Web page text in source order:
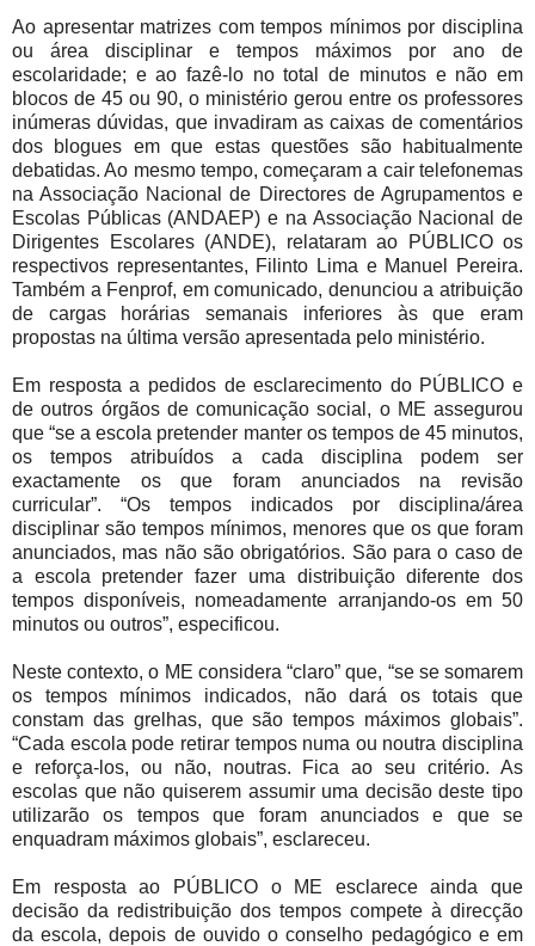
Ao apresentar matrizes com tempos mínimos por disciplina
ou área disciplinar e tempos máximos por ano de
escolaridade; e ao fazê-lo no total de minutos e não em
blocos de 45 ou 90, o ministério gerou entre os professores
inúmeras dúvidas, que invadiram as caixas de comentários
dos blogues em que estas questões são habitualmente
debatidas. Ao mesmo tempo, começaram a cair telefonemas
na Associação Nacional de Directores de Agrupamentos e
Escolas Públicas (ANDAEP) e na Associação Nacional de
Dirigentes Escolares (ANDE), relataram ao PÚBLICO os
respectivos representantes, Filinto Lima e Manuel Pereira.
Também a Fenprof, em comunicado, denunciou a atribuição
de cargas horárias semanais inferiores às que eram
propostas na última versão apresentada pelo ministério.
Em resposta a pedidos de esclarecimento do PÚBLICO e
de outros órgãos de comunicação social, o ME assegurou
que “se a escola pretender manter os tempos de 45 minutos,
os tempos atribuídos a cada disciplina podem ser
exactamente os que foram anunciados na revisão
curricular”. “Os tempos indicados por disciplina/área
disciplinar são tempos mínimos, menores que os que foram
anunciados, mas não são obrigatórios. São para o caso de
a escola pretender fazer uma distribuição diferente dos
tempos disponíveis, nomeadamente arranjando-os em 50
minutos ou outros”, especificou.
Neste contexto, o ME considera “claro” que, “se se somarem
os tempos mínimos indicados, não dará os totais que
constam das grelhas, que são tempos máximos globais”.
“Cada escola pode retirar tempos numa ou noutra disciplina
e reforça-los, ou não, noutras. Fica ao seu critério. As
escolas que não quiserem assumir uma decisão deste tipo
utilizarão os tempos que foram anunciados e que se
enquadram máximos globais”, esclareceu.
Em resposta ao PÚBLICO o ME esclarece ainda que
decisão da redistribuição dos tempos compete à direcção
da escola, depois de ouvido o conselho pedagógico e em